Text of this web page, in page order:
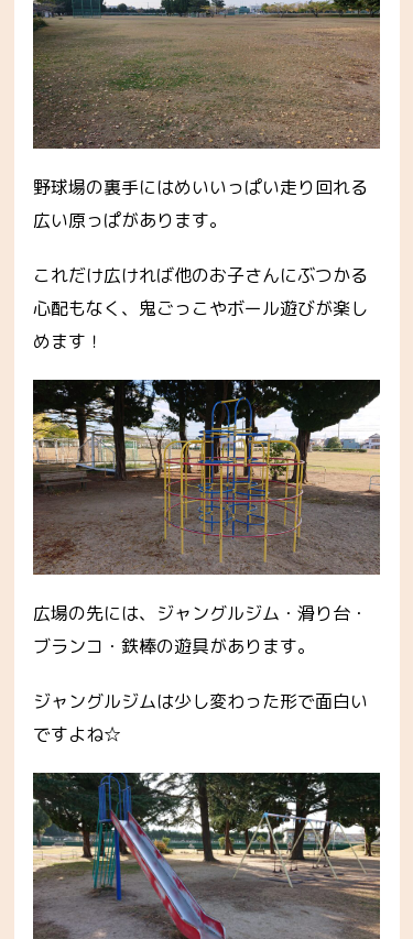
野球場の裏手にはめいいっぱい走り回れる
広い原っぱがあります。
これだけ広ければ他のお子さんにぶつかる
心配もなく、鬼ごっこやボール遊びが楽し
めます！
広場の先には、ジャングルジム・滑り台・
ブランコ・鉄棒の遊具があります。
ジャングルジムは少し変わった形で面白い
ですよね☆